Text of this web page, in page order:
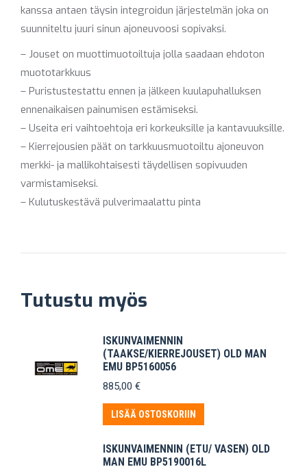
kanssa antaen täysin integroidun järjestelmän joka on
suunniteltu juuri sinun ajoneuvoosi sopivaksi.
– Jouset on muottimuotoiltuja jolla saadaan ehdoton
muototarkkuus
– Puristustestattu ennen ja jälkeen kuulapuhalluksen
ennenaikaisen painumisen estämiseksi.
– Useita eri vaihtoehtoja eri korkeuksille ja kantavuuksille.
– Kierrejousien päät on tarkkuusmuotoiltu ajoneuvon
merkki- ja mallikohtaisesti täydellisen sopivuuden
varmistamiseksi.
– Kulutuskestävä pulverimaalattu pinta
Tutustu myös
ISKUNVAIMENNIN
(TAAKSE/KIERREJOUSET) OLD MAN
EMU BP5160056
885,00 €
LISÄÄ OSTOSKORIIN
ISKUNVAIMENNIN (ETU/ VASEN) OLD
MAN EMU BP5190016L